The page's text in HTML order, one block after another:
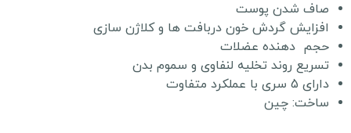
صاف شدن پوست
افزایش گردش خون دربافت ها و کلاژن سازی
حجم دهنده عضلات
تسریع روند تخلیه لنفاوی و سموم بدن
دارای 5 سری با عملکرد متفاوت
ساخت: چین